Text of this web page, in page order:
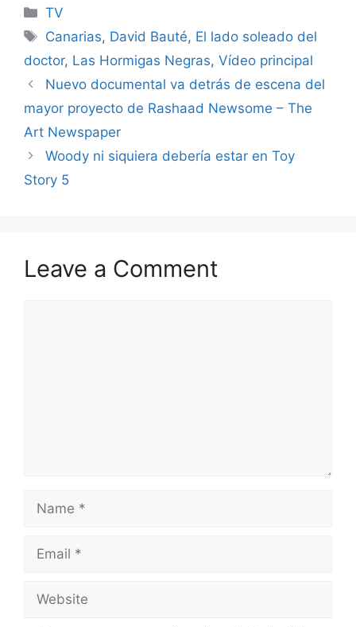
Categories
TV
Tags
Canarias, David Bauté, El lado soleado del
doctor, Las Hormigas Negras, Vídeo principal
Nuevo documental va detrás de escena del
mayor proyecto de Rashaad Newsome – The
Art Newspaper
Woody ni siquiera debería estar en Toy
Story 5
Leave a Comment
Name
Email
Website